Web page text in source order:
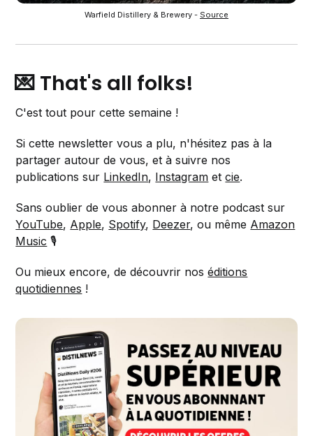
Warfield Distillery & Brewery - Source
💌 That's all folks!
C'est tout pour cette semaine !
Si cette newsletter vous a plu, n'hésitez pas à la
partager autour de vous, et à suivre nos
publications sur LinkedIn, Instagram etcie.
Sans oublier de vous abonner à notre podcast sur
YouTube, Apple, Spotify, Deezer, ou même Amazon
Music 🎙️
Ou mieux encore, de découvrir noséditions
quotidiennes !